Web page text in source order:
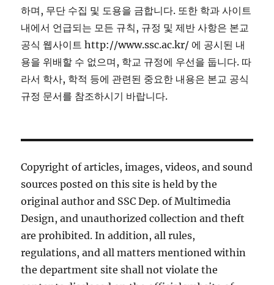
하며, 무단 수집 및 도용을 금합니다. 또한 학과 사이트
내에서 언급되는 모든 규칙, 규정 및 제반 사항은 본교
공식 웹사이트 http://www.ssc.ac.kr/ 에 공시된 내
용을 위배할 수 없으며, 학교 규정에 우선을 둡니다. 따
라서 학사, 학적 등에 관련된 중요한 내용은 본교 공식
규정 문서를 참조하시기 바랍니다.
Copyright of articles, images, videos, and sound
sources posted on this site is held by the
original author and SSC Dep. of Multimedia
Design, and unauthorized collection and theft
are prohibited. In addition, all rules,
regulations, and all matters mentioned within
the department site shall not violate the